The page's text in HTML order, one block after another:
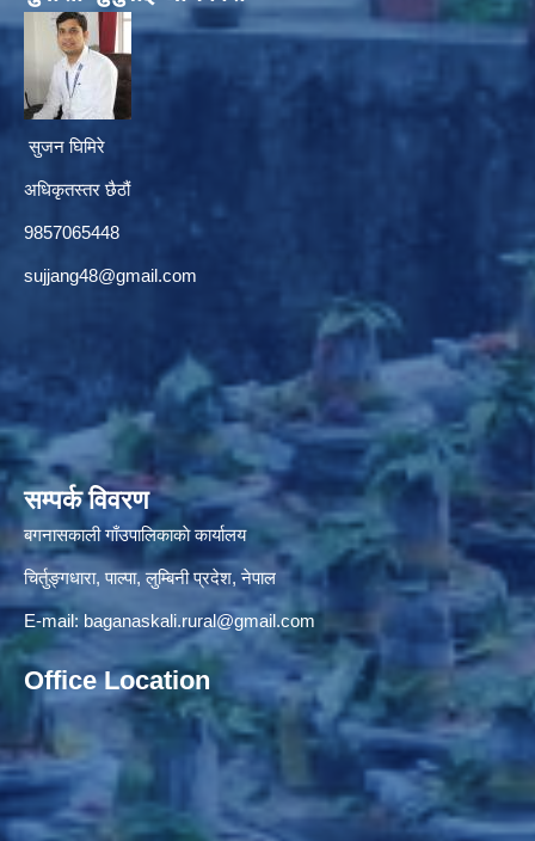
सुजन घिमिरे
अधिकृतस्तर छैठौं‌
9857065448
sujjang48@gmail.com
सम्पर्क विवरण
बगनासकाली गाँउपालिकाकाे कार्यालय
चिर्तुङ्गधारा, पाल्पा, लुम्बिनी प्रदेश, नेपाल
E-mail: baganaskali.rural@gmail.com
Office Location